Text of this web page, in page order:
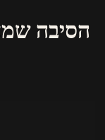
הסיבה